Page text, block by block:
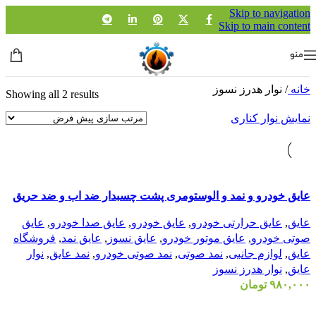
Skip to navigation
Skip to main content
منو
خانه/ نوار هدرز نسوز
Showing all 2 results
نمایش نوار کناری
نمایش سریع
افزودن به علاقه مندی
عایق خودرو و نمد و الوستومری پشت چسبدار ضد اب و ضد حریق
عایق, عایق حرارتی خودرو, عایق خودرو, عایق صدا خودرو, عایق
صوتی خودرو, عایق موتور خودرو, عایق نسوز , عایق نمد, فروشگاه
عایق, لوازم جانبی, نمد صوتی, نمد صوتی خودرو, نمد عایق, نوار
عایق, نوار هدرز نسوز
۹۸۰,۰۰۰ تومان